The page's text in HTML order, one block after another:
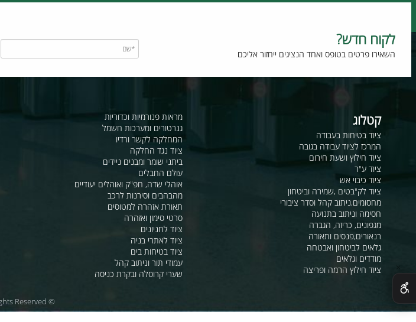
חדש?
ציוד בטיחות בעבודה
המרכז לציוד עבודה בגובה
ציוד חילוץ ושעת חירום
ציוד כיבוי אש
ציוד לק"בטים ,שמירה וביטחון
מחסומים,ניתוב קהל וסדר ציבורי
חסימה וניתוב בתנועה
מגפונים, כריזה, הגברה
רנאורים,פנסים ותאורה
גלאים לביטחון ואבטחה
מודדים וגלאים
ציוד חילוץ הרמה ופריצה
מראות פנורמיות וכדוריות
גנרטורים ומערכות חשמל
המחלקה לקשר ורדיו
ציוד נגד החלקה
ביתני שומר ומבנים ניידים
עולם החבלים
אוהלי שדה, חפ"ק ואוהלים יעודיים
מהבהבים וסירנות לרכב
תאורת אזהרה למטוסים
סרטי סימון ואזהרה
ציוד לחניונים
עמודי תור וניתוב קהל